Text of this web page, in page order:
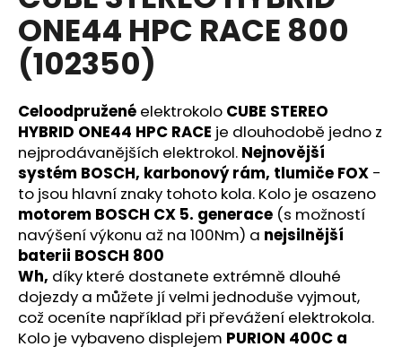
0,0
z
5
hvězdiček.
ONE44 HPC RACE 800
(102350)
Celoodpružené elektrokolo CUBE STEREO
HYBRID ONE44 HPC RACE je dlouhodobě jedno z
nejprodávanějších elektrokol. Nejnovější
systém BOSCH, karbonový rám, tlumiče FOX -
to jsou hlavní znaky tohoto kola. Kolo je osazeno
motorem BOSCH CX 5. generace (s možností
navýšení výkonu až na 100Nm) a nejsilnější
baterii BOSCH 800
Wh, díky které dostanete extrémně dlouhé
dojezdy a můžete jí velmi jednoduše vyjmout,
což oceníte například při převážení elektrokola.
Kolo je vybaveno displejem PURION 400C a
a
j
í
?
HLEDAT
D
o
p